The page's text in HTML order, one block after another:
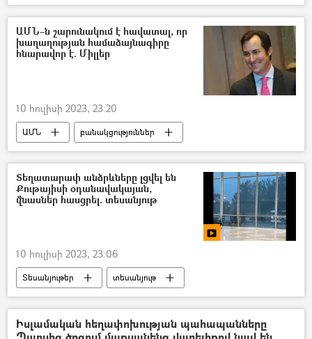
Լեռնային Ղարաբաղ
Ավետ Ադոնց
Տոյվո Կլաար
Ադրբեջան
Թուրքիա
ԱՄՆ–ն շարունակում է հավատալ, որ
խաղաղության համաձայնագիրը
հնարավոր է. Միլլեր
10 հուլիսի 2023, 23:20
ԱՄՆ
բանակցություններ
Հայաստան
Ադրբեջան
խաղաղություն
Խաղաղության պայմանագիր
Տեղատարափ անձրևները լցվել են
Քութայիսի օդանավակայան,
վնասներ հասցրել. տեսանյութ
10 հուլիսի 2023, 23:06
Տեսանյութեր
տեսանյութ
օդանավակայան
Քութայիս
ջրհեղեղ
Անձրև
Իսլամական հեղափոխության պահապանները